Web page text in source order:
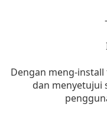
Dengan meng-
dan menyetujui